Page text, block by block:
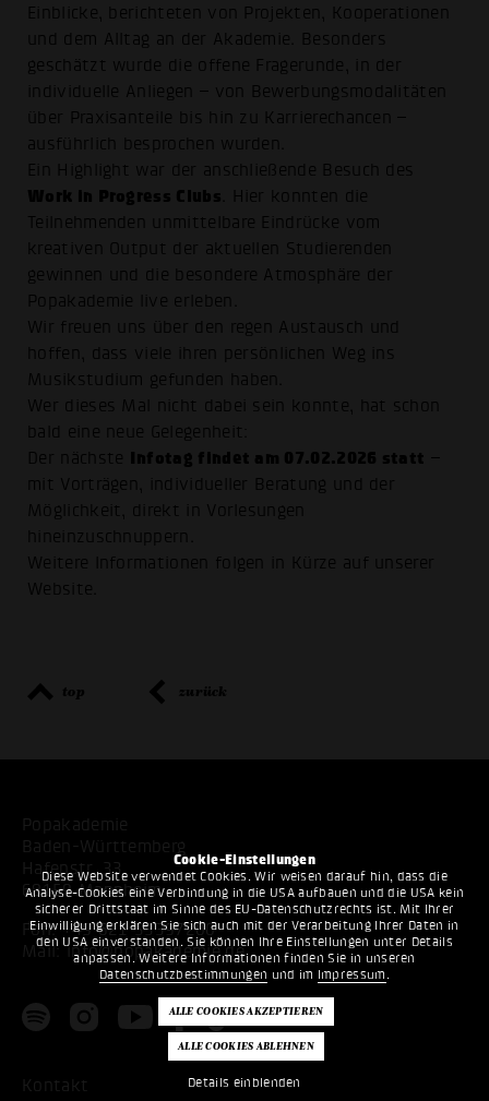
Cookie-Einstellungen
Diese Website verwendet Cookies. Wir weisen darauf hin, dass die
Analyse-Cookies eine Verbindung in die USA aufbauen und die USA kein
sicherer Drittstaat im Sinne des EU-Datenschutzrechts ist. Mit Ihrer
Einwilligung erklären Sie sich auch mit der Verarbeitung Ihrer Daten in
den USA einverstanden. Sie können Ihre Einstellungen unter Details
anpassen. Weitere Informationen finden Sie in unseren
Datenschutzbestimmungen und im Impressum .
Details einblenden
Einblicke, berichteten von Projekten, Kooperationen
und dem Alltag an der Akademie. Besonders
geschätzt wurde die offene Fragerunde, in der
individuelle Anliegen – von Bewerbungsmodalitäten
über Praxisanteile bis hin zu Karrierechancen –
ausführlich besprochen wurden.
Ein Highlight war der anschließende Besuch des
Work in Progress Clubs . Hier konnten die
Teilnehmenden unmittelbare Eindrücke vom
kreativen Output der aktuellen Studierenden
gewinnen und die besondere Atmosphäre der
Popakademie live erleben.
Wir freuen uns über den regen Austausch und
hoffen, dass viele ihren persönlichen Weg ins
Musikstudium gefunden haben.
Wer dieses Mal nicht dabei sein konnte, hat schon
bald eine neue Gelegenheit:
Der nächste Infotag findet am 07.02.2026 statt –
mit Vorträgen, individueller Beratung und der
Möglichkeit, direkt in Vorlesungen
hineinzuschnuppern.
Weitere Informationen folgen in Kürze auf unserer
Website.
top zurück
Popakademie
Baden-Württemberg
Hafenstr. 33
68159 Mannheim
Fon:+49 621 53397200
Mail:info@popakademie.de
Kontakt